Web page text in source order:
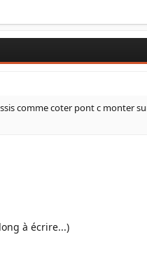
comme coter pont c monter
à écrire...)